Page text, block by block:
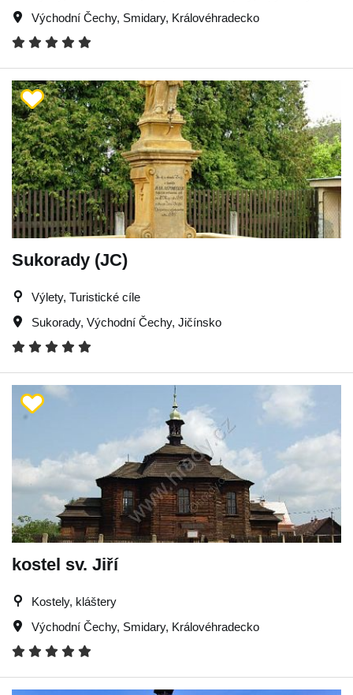
Východní Čechy, Smidary, Královéhradecko
Sukorady (JC)
Výlety, Turistické cíle
Sukorady, Východní Čechy, Jičínsko
kostel sv. Jiří
Kostely, kláštery
Východní Čechy, Smidary, Královéhradecko